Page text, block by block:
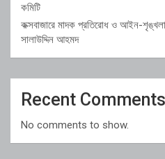
কমিটি
কক্সবাজারে মাদক প্রতিরোধ ও আইন-শৃঙ্খলা
সালাউদ্দিন আহমদ
Recent Comments
No comments to show.